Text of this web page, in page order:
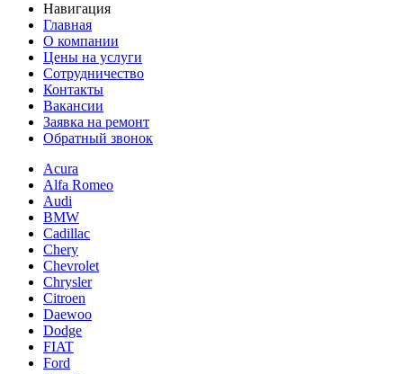
Навигация
Главная
О компании
Цены на услуги
Сотрудничество
Контакты
Вакансии
Заявка на ремонт
Обратный звонок
Acura
Alfa Romeo
Audi
BMW
Cadillac
Chery
Chevrolet
Chrysler
Citroen
Daewoo
Dodge
FIAT
Ford